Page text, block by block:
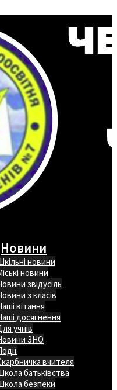
Новини
новини
новини
звідусіль
з класів
вітання
досягнення
учнів
ЗНО
вчителя
батьківства
безпеки